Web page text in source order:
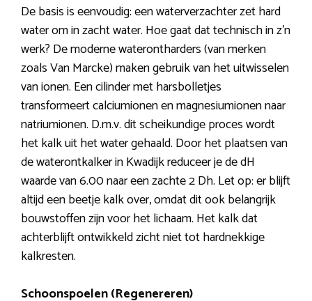
De basis is eenvoudig: een waterverzachter zet hard
water om in zacht water. Hoe gaat dat technisch in z’n
werk? De moderne waterontharders (van merken
zoals Van Marcke) maken gebruik van het uitwisselen
van ionen. Een cilinder met harsbolletjes
transformeert calciumionen en magnesiumionen naar
natriumionen. D.m.v. dit scheikundige proces wordt
het kalk uit het water gehaald. Door het plaatsen van
de waterontkalker in Kwadijk reduceer je de dH
waarde van 6.00 naar een zachte 2 Dh. Let op: er blijft
altijd een beetje kalk over, omdat dit ook belangrijk
bouwstoffen zijn voor het lichaam. Het kalk dat
achterblijft ontwikkeld zicht niet tot hardnekkige
kalkresten.
Schoonspoelen (Regenereren)